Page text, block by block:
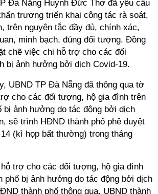
Đà Nẵng Huỳnh Đức Thơ đã yêu cầu
trương triển khai công tác rà soát,
trên nguyên tắc đầy đủ, chính xác,
minh bạch, đúng đối tượng. Đồng
chẽ việc chi hỗ trợ cho các đối
bị ảnh hưởng bởi dịch Covid-19.
UBND TP Đà Nẵng đã thông qua tờ
cho các đối tượng, hộ gia đình trên
bị ảnh hưởng do tác động bởi dịch
sẽ trình HĐND thành phố phê duyệt
(kì họp bất thường) trong tháng
trợ cho các đối tượng, hộ gia đình
phố bị ảnh hưởng do tác động bởi dịch
thành phố thông qua, UBND thành